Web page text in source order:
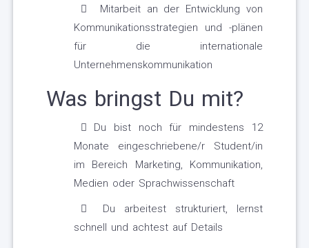
Mitarbeit an der Entwicklung von
Kommunikationsstrategien und -plänen
für die internationale
Unternehmenskommunikation
Was bringst Du mit?
Du bist noch für mindestens 12
Monate eingeschriebene/r Student/in
im Bereich Marketing, Kommunikation,
Medien oder Sprachwissenschaft
Du arbeitest strukturiert, lernst
schnell und achtest auf Details